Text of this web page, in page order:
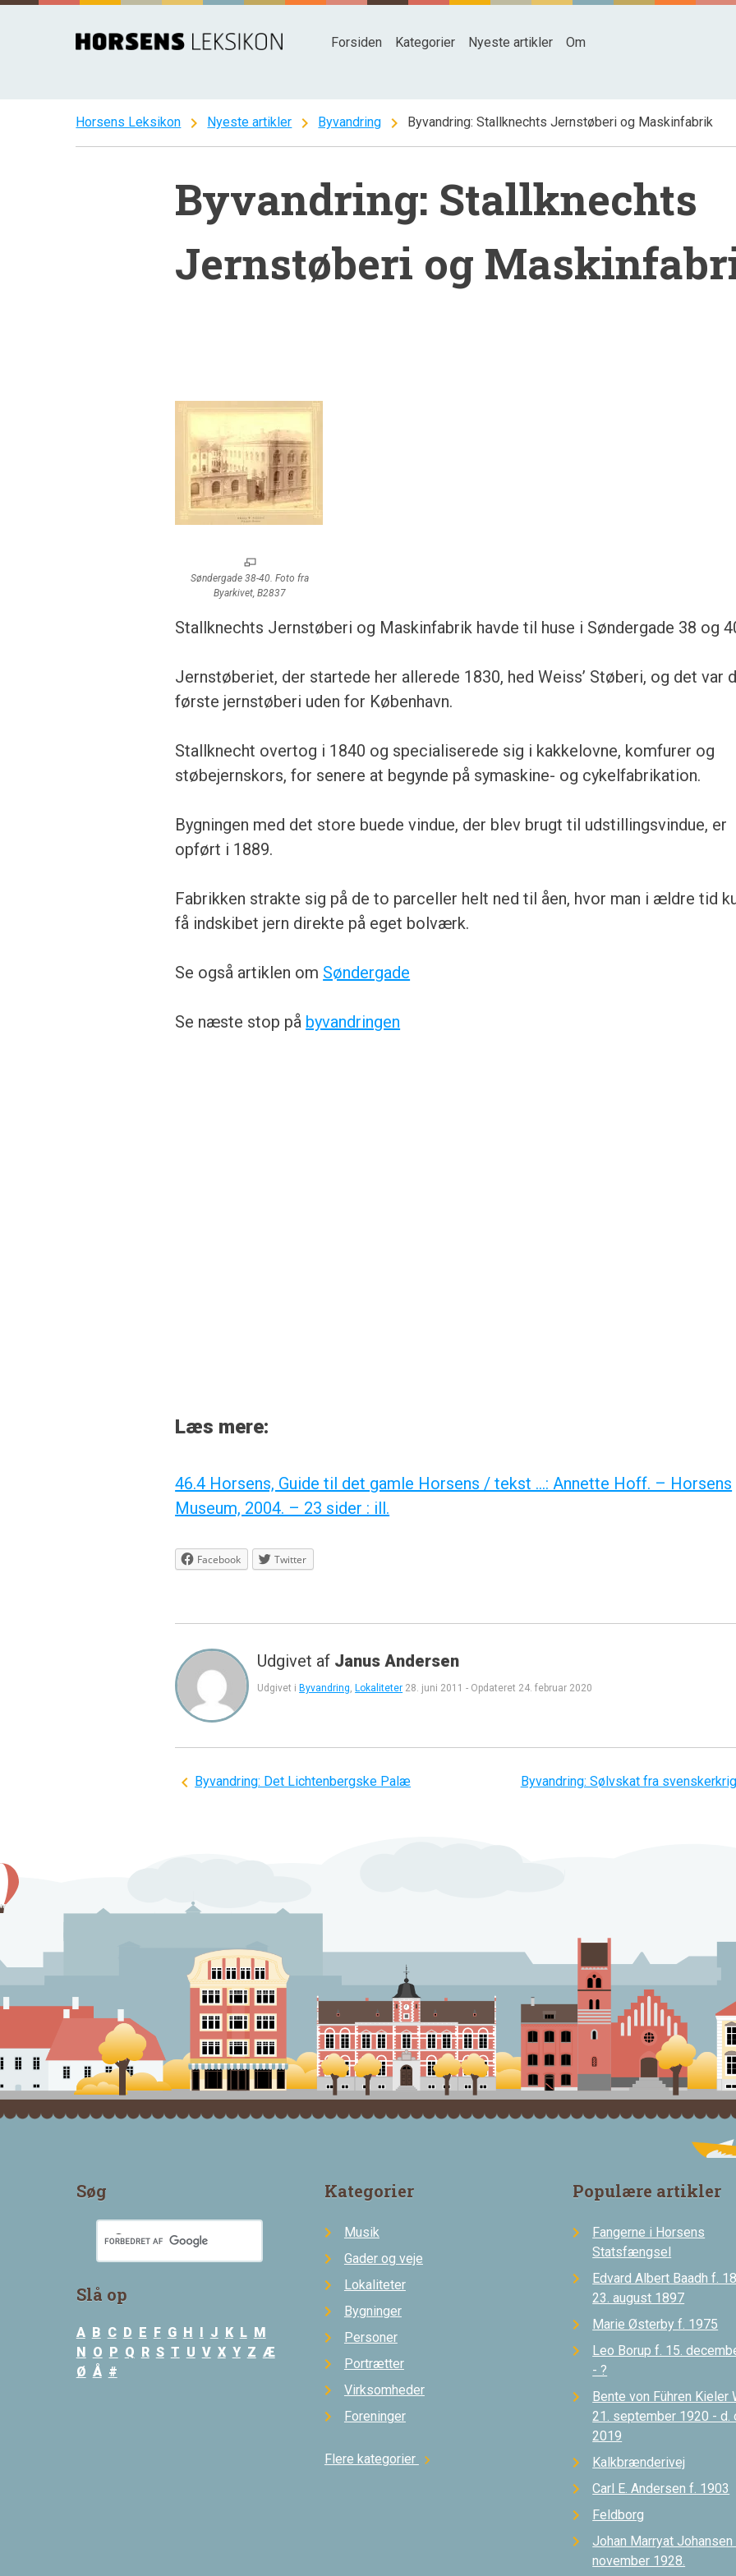
Spring
Forsiden Kategorier Nyeste artikler Om
Horsens Leksikon chevron_right Nyeste artikler chevron_right Byvandring chevron_right Byvandring: Stallknechts Jernstøberi og Maskinfabrik
Byvandring: Stallknechts
Jernstøberi og
Søndergade 38-40. Foto fra
Byarkivet, B2837
Stallknechts Jernstøberi og Maskinfabrik havde til huse i Søndergade 38 og
Jernstøberiet, der startede her allerede 1830, hed Weiss’ Støberi, og det var
første jernstøberi uden for København.
Stallknecht overtog i 1840 og specialiserede sig i kakkelovne, komfurer og
støbejernskors, for senere at begynde på symaskine- og cykelfabrikation.
Bygningen med det store buede vindue, der blev brugt til udstillingsvindue, er
opført i 1889.
Fabrikken strakte sig på de to parceller helt ned til åen, hvor man i ældre tid
få indskibet jern direkte på eget bolværk.
Se også artiklen om Søndergade
Se næste stop på byvandringen
Læs mere:
46.4 Horsens, Guide til det gamle Horsens / tekst …: Annette Hoff. – Horsens
Museum, 2004. – 23 sider : ill.
Facebook Twitter
Udgivet af Janus Andersen
Udgivet iByvandring ,Lokaliteter 28. juni 2011 - Opdateret 24. februar 2020
Indlægsnavigation
Byvandring: Det Lichtenbergske Palæ Byvandring: Sølvskat fra
Søg
Slå op
A B C D E F G H I J K L M
N O P Q R S T U V X Y Z Æ
Ø Å #
Kategorier
Musik
Gader og veje
Lokaliteter
Bygninger
Personer
Portrætter
Virksomheder
Foreninger
Flere kategorier chevron_right
Populære artikler
Fangerne i Horsens
Statsfængsel
Edvard Albert Baadh f.
23. august 1897
Marie Østerby f. 1975
Leo Borup f. 15.
- ?
Bente von Führen Kieler
21. september 1920 - d.
2019
Kalkbrænderivej
Carl E. Andersen f. 1903
Feldborg
Johan Marryat Johansen
november 1928.